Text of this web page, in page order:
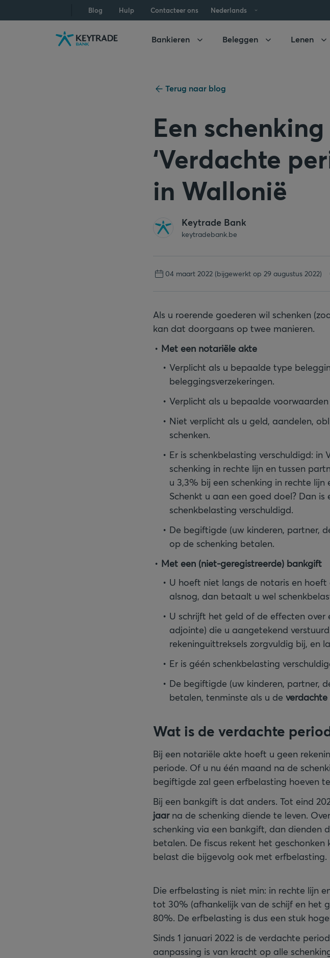
navigatie
aanmelden
inhoud
Blog Hulp Contacteer ons Nederlands
Bankieren Beleggen Lenen
Terug naar blog
Een
‘Verdachte
in Wallonië
Keytrade Bank
keytradebank.be
04 maart 2022 (bijgewerkt op 29 augustus 2022)
Als u roerende goederen wil schenken
kan dat doorgaans op twee manieren.
Met een notariële akte
Verplicht als u bepaalde type
beleggingsverzekeringen.
Verplicht als u bepaalde
Niet verplicht als u geld, aandelen,
schenken.
Er is schenkbelasting verschuldigd: in
schenking in rechte lijn en tussen
u 3,3% bij een schenking in rechte
Schenkt u aan een goed doel? Dan
schenkbelasting verschuldigd.
De begiftigde (uw kinderen, partner,
op de schenking betalen.
Met een (niet-geregistreerde) bankgift
U hoeft niet langs de notaris en
alsnog, dan betaalt u wel
U schrijft het geld of de effecten
adjointe) die u aangetekend
rekeninguittreksels zorgvuldig bij, en
Er is géén schenkbelasting
De begiftigde (uw kinderen, partner,
betalen, tenminste als u de
Wat is de verdachte
Bij een notariële akte hoeft u geen
periode. Of u nu één maand na de
begiftigde zal geen erfbelasting hoeven
Bij een bankgift is dat anders. Tot eind
jaar na de schenking diende te leven.
schenking via een bankgift, dan dienden
betalen. De fiscus rekent het
belast die bijgevolg ook met erfbelasting.
Die erfbelasting is niet min: in rechte lijn
tot 30% (afhankelijk van de schijf en het
80%. De erfbelasting is dus een stuk
Sinds 1 januari 2022 is de verdachte
aanpassing is van kracht op alle